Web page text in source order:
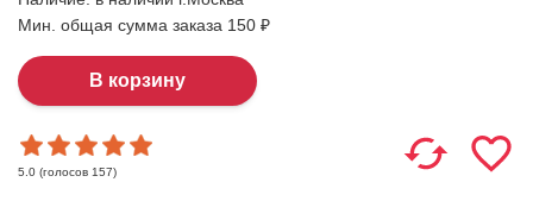
Мин. общая сумма заказа 150 ₽
5.0 (голосов 157)